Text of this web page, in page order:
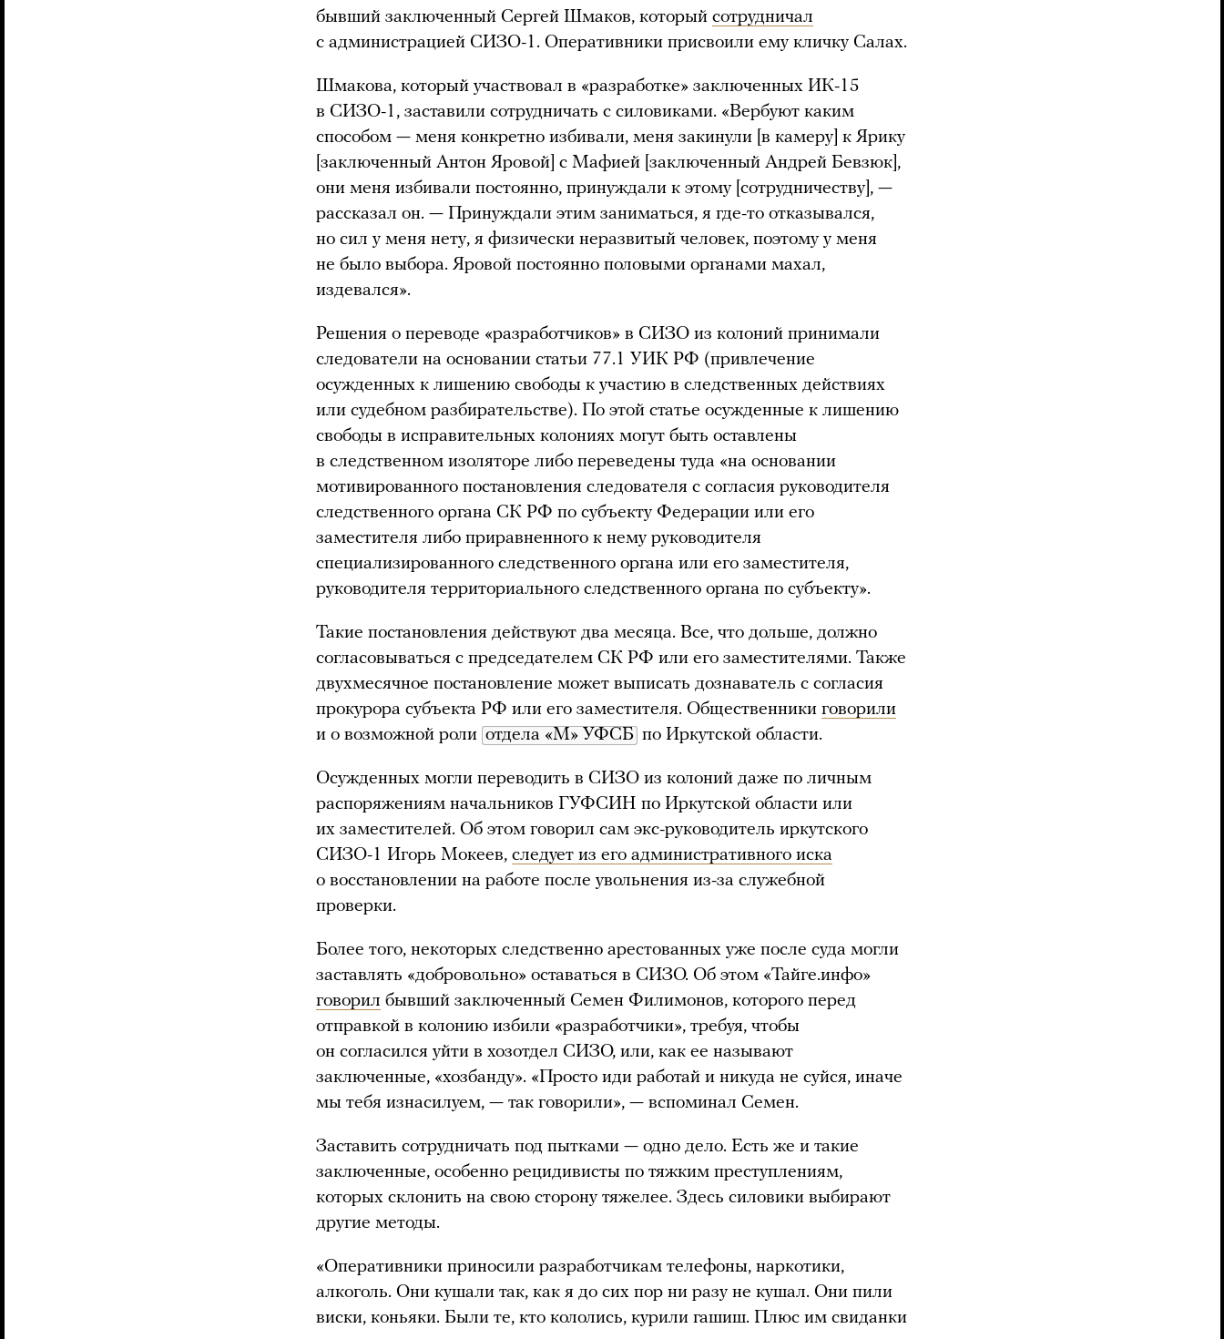
бывший заключенный Сергей Шмаков, который сотрудничал
с администрацией СИЗО-1. Оперативники присвоили ему кличку Салах.
Шмакова, который участвовал в «разработке» заключенных ИК-15
в СИЗО-1, заставили сотрудничать с силовиками. «Вербуют каким
способом — меня конкретно избивали, меня закинули [в камеру] к Ярику
[заключенный Антон Яровой] с Мафией [заключенный Андрей Бевзюк],
они меня избивали постоянно, принуждали к этому [сотрудничеству], —
рассказал он. — Принуждали этим заниматься, я где-то отказывался,
но сил у меня нету, я физически неразвитый человек, поэтому у меня
не было выбора. Яровой постоянно половыми органами махал,
издевался».
Решения о переводе «разработчиков» в СИЗО из колоний принимали
следователи на основании статьи 77.1 УИК РФ (привлечение
осужденных к лишению свободы к участию в следственных действиях
или судебном разбирательстве). По этой статье осужденные к лишению
свободы в исправительных колониях могут быть оставлены
в следственном изоляторе либо переведены туда «на основании
мотивированного постановления следователя с согласия руководителя
следственного органа СК РФ по субъекту Федерации или его
заместителя либо приравненного к нему руководителя
специализированного следственного органа или его заместителя,
руководителя территориального следственного органа по субъекту».
Такие постановления действуют два месяца. Все, что дольше, должно
согласовываться с председателем СК РФ или его заместителями. Также
двухмесячное постановление может выписать дознаватель с согласия
прокурора субъекта РФ или его заместителя. Общественники говорили
и о возможной роли отдела «М» УФСБ по Иркутской области.
Осужденных могли переводить в СИЗО из колоний даже по личным
распоряжениям начальников ГУФСИН по Иркутской области или
их заместителей. Об этом говорил сам экс-руководитель иркутского
СИЗО-1 Игорь Мокеев, следует из его административного иска
о восстановлении на работе после увольнения из-за служебной
проверки.
Более того, некоторых следственно арестованных уже после суда могли
заставлять «добровольно» оставаться в СИЗО. Об этом «Тайге.инфо»
говорил бывший заключенный Семен Филимонов, которого перед
отправкой в колонию избили «разработчики», требуя, чтобы
он согласился уйти в хозотдел СИЗО, или, как ее называют
заключенные, «хозбанду». «Просто иди работай и никуда не суйся, иначе
мы тебя изнасилуем, — так говорили», — вспоминал Семен.
Заставить сотрудничать под пытками — одно дело. Есть же и такие
заключенные, особенно рецидивисты по тяжким преступлениям,
которых склонить на свою сторону тяжелее. Здесь силовики выбирают
другие методы.
«Оперативники приносили разработчикам телефоны, наркотики,
алкоголь. Они кушали так, как я до сих пор ни разу не кушал. Они пили
виски, коньяки. Были те, кто кололись, курили гашиш. Плюс им свиданки